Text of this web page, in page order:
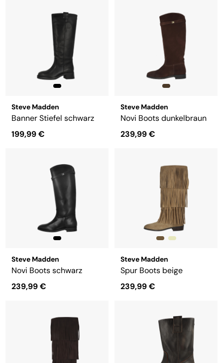
Steve Madden
Banner Stiefel schwarz
199,99 €
Steve Madden
Novi Boots dunkelbraun
239,99 €
Steve Madden
Novi Boots schwarz
239,99 €
Steve Madden
Spur Boots beige
239,99 €